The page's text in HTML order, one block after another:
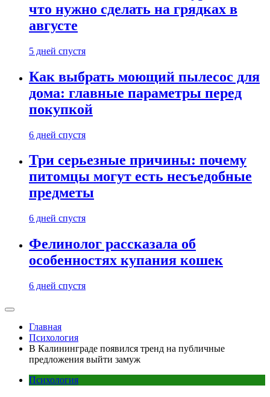
что нужно сделать на грядках в
августе
5 дней спустя
Как выбрать моющий пылесос для
дома: главные параметры перед
покупкой
6 дней спустя
Три серьезные причины: почему
питомцы могут есть несъедобные
предметы
6 дней спустя
Фелинолог рассказала об
особенностях купания кошек
6 дней спустя
Главная
Психология
В Калининграде появился тренд на публичные
предложения выйти замуж
Психология